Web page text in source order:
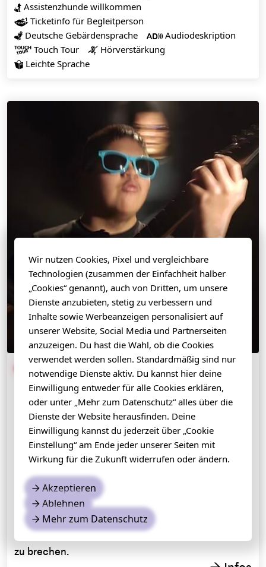
Wir nutzen Cookies, Pixel und vergleichbare
Technologien (zusammen der Einfachheit halber
„Cookies“ genannt), auch von Dritten, um unsere
Dienste anzubieten, stetig zu verbessern und
Inhalte sowie Werbeanzeigen personalisiert auf
unserer Website, Social Media und Partnerseiten
anzuzeigen. Du hast die Wahl, ob die Cookies
verwendet werden sollen. Standardmäßig sind nur
notwendige Dienste aktiv. Du kannst hier deine
Einwilligung entweder für alle Cookies erklären,
oder unter „Mehr zum Datenschutz“ alles über die
Dienste der Website herausfinden. Deine
Einwilligung kannst du jederzeit über „Cookie
Einstellung“ am Ende jeder unserer Seiten mit
Wirkung für die Zukunft widerrufen oder ändern.
→ Akzeptieren
→ Ablehnen
→ Mehr zum Datenschutz
 Assistenzhunde willkommen
Ticketinfo für Begleitperson
Deutsche Gebärdensprache Audiodeskription
 Touch Tour  Hörverstärkung
 Leichte Sprache
GENERATION WIDERSTAND
Comedia Grüner Saal
Worte, die uns treffen, ob in der Schule, im Alltag,
auf der Straße. Ob Kommentare zum Aussehen
oder zur Identität: Ausgrenzung hinterlässt Spuren.
In dem partizipativen Projekt GENERATION
WIDERSTAND verwandeln junge Menschen ab
der 9. Klasse ihre Erfahrungen in Tanz, Musik und
Theater. Ein geschützter Raum für eigene
Stimmen und neue Perspektiven. Ein Abend über
Mut, Empowerment und die Kraft, das Schweigen
zu brechen.